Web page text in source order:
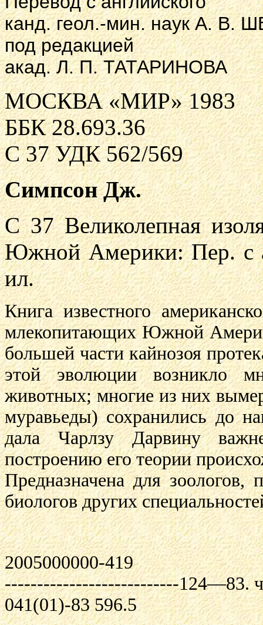
канд. геол.-мин. наук А. В.
под редакцией
акад. Л. П. ТАТАРИНОВА
МОСКВА «МИР» 1983
ББК 28.693.36
С 37 УДК 562/569
Симпсон Дж.
С 37 Великолепная
Южной Америки: Пер. с
ил.
Книга известного
млекопитающих Южной
большей части кайнозоя
этой эволюции возникло
животных; многие из них
муравьеды) сохранились до
дала Чарлзу Дарвину
построению его теории
Предназначена для зоологов,
биологов других
2005000000-419
---------------------------124—83.
041(01)-83 596.5